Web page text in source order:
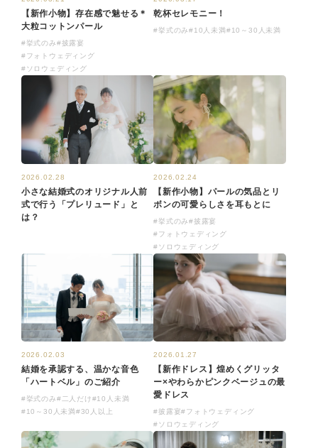
【新作小物】存在感で魅せる＊
大粒コットンパール
#挙式のみ#披露宴
#フォトウェディング
#ソロウェディング
乾杯セレモニー！
#挙式のみ#10人未満#10～30人未満
2026.02.28
小さな結婚式のオリジナル人前
式で行う「プレリュード」と
は？
2026.02.24
【新作小物】パールの気品とリ
ボンの可愛らしさを耳もとに
#挙式のみ#披露宴
#フォトウェディング
#ソロウェディング
2026.02.03
結婚を承認する、温かな音色
「ハートベル」のご紹介
#挙式のみ#二人だけ#10人未満
#10～30人未満#30人以上
2026.01.27
【新作ドレス】煌めくグリッタ
ー×やわらかピンクベージュの最
愛ドレス
#披露宴#フォトウェディング
#ソロウェディング